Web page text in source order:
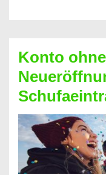
Sie
einen
Kredit
ohne
Konto